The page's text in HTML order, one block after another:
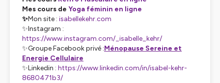
Mes cours de Yoga féminin en ligne
✨Mon site : isabellekehr.com
✨Instagram :
https://www.instagram.com/_isabelle_kehr/
✨Groupe Facebook privé :Ménopause Sereine et
Energie Cellulaire
✨Linkedin : https://www.linkedin.com/in/isabel-kehr-
8680471b3/